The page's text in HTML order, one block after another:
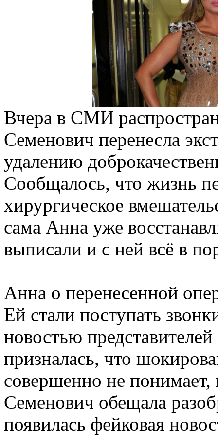
Вчера в СМИ
Семенович перенесла
удалению
Сообщалось, что жизнь
хирургическое
сама Анна уже
выписали и с ней всё в
Анна о перенесенной
Ей стали поступать
новостью
призналась, что
совершенно не понимает,
Семенович обещала
появилась фейковая